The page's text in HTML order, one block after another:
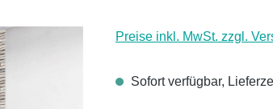
Preise inkl. MwSt. zzgl.
Sofort verfügbar,